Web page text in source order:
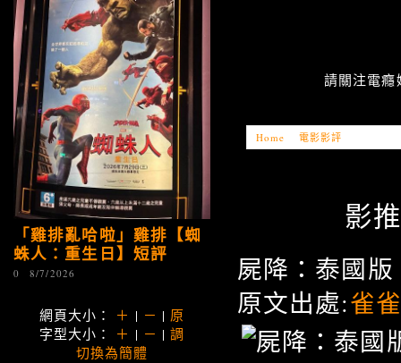
請關注電
Home 電影影評
影
屍降：泰國
原文出處:雀
「雞排亂哈啦」雞排【蜘
蛛人：重生日】短評
0 8/7/2026
網頁大小： ＋ | － | 原
字型大小： ＋ | － |調
切換為簡體